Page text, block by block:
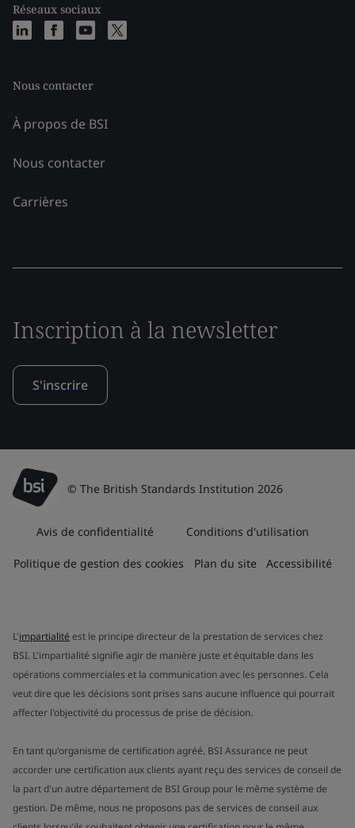
Réseaux sociaux
Nous contacter
À propos de BSI
Nous contacter
Carrières
Inscription à la newsletter
S'inscrire
© The British Standards Institution 2026
Avis de confidentialité Conditions d'utilisation
Politique de gestion des cookies Plan du site Accessibilité
L'impartialité est le principe directeur de la prestation de services chez
BSI. L'impartialité signifie agir de manière juste et équitable dans les
opérations commerciales et la communication avec les personnes. Cela
veut dire que les décisions sont prises sans aucune influence qui pourrait
affecter l'objectivité du processus de prise de décision.
En tant qu'organisme de certification agréé, BSI Assurance ne peut
accorder une certification aux clients ayant reçu des services de conseil de
la part d'un autre département de BSI Group pour le même système de
gestion. De même, nous ne proposons pas de services de conseil aux